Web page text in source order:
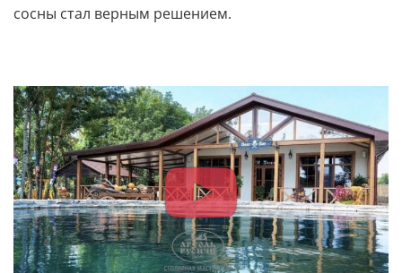
сосны стал верным решением.